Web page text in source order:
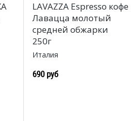
LAVAZZA Espresso кофе
Лавацца молотый
средней обжарки
250г
Италия
690 руб